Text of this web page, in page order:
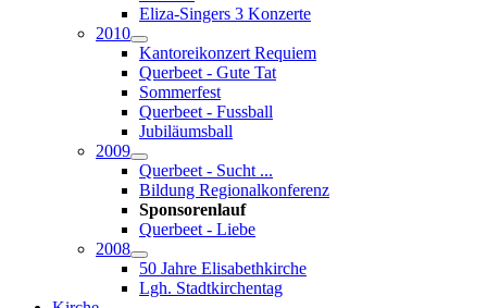
Eliza-Singers 3 Konzerte
2010
Kantoreikonzert Requiem
Querbeet - Gute Tat
Sommerfest
Querbeet - Fussball
Jubiläumsball
2009
Querbeet - Sucht ...
Bildung Regionalkonferenz
Sponsorenlauf
Querbeet - Liebe
2008
50 Jahre Elisabethkirche
Lgh. Stadtkirchentag